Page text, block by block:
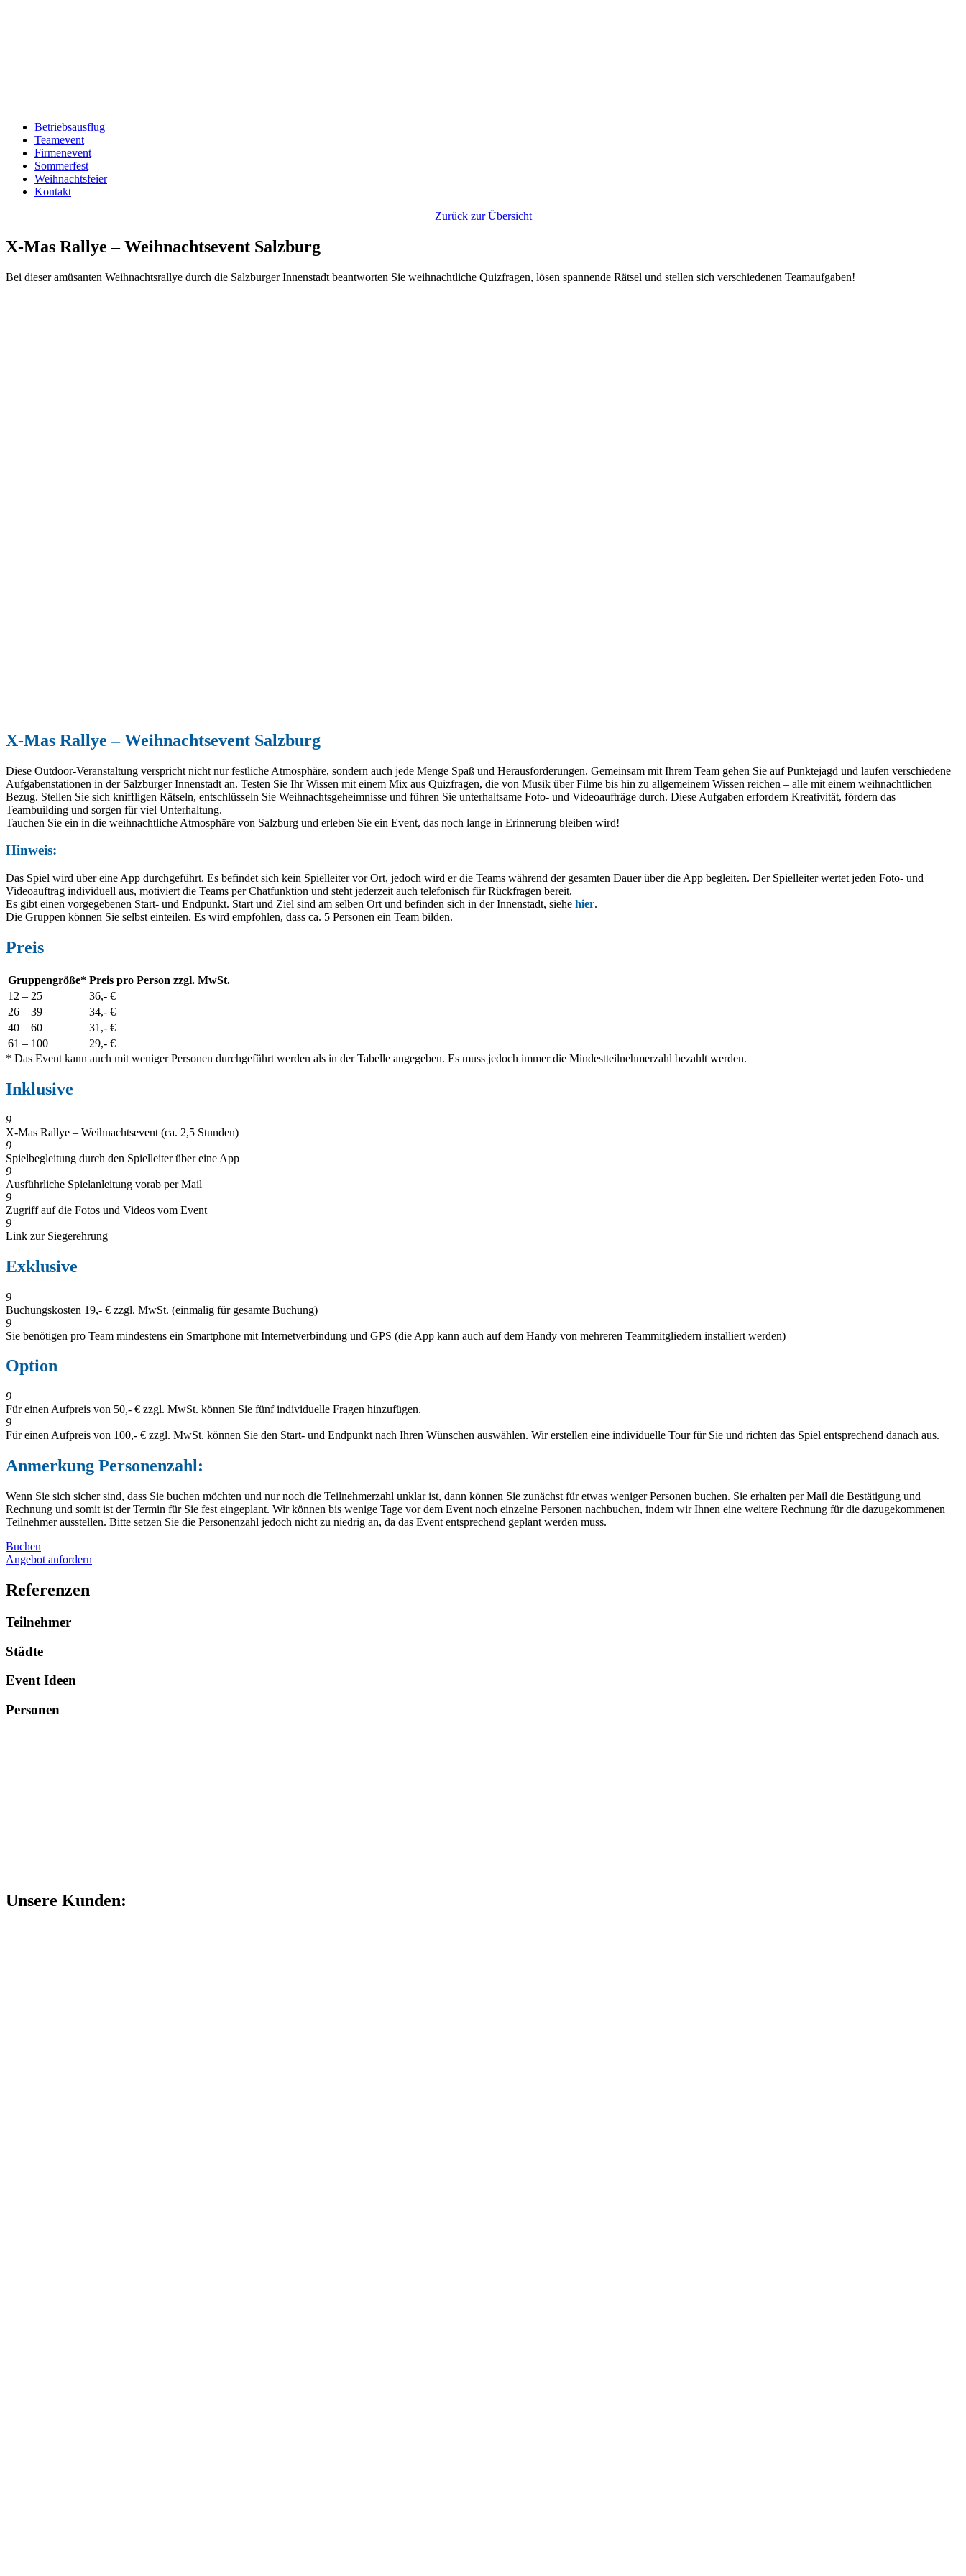
Betriebsausflug
Teamevent
Firmenevent
Sommerfest
Weihnachtsfeier
Kontakt
Zurück zur Übersicht
X-Mas Rallye – Weihnachtsevent Salzburg
Bei dieser amüsanten Weihnachtsrallye durch die Salzburger Innenstadt beantworten Sie weihnachtliche Quizfragen, lösen spannende Rätsel und stellen sich verschiedenen Teamaufgaben!
X-Mas Rallye – Weihnachtsevent Salzburg
Diese Outdoor-Veranstaltung verspricht nicht nur festliche Atmosphäre, sondern auch jede Menge Spaß und Herausforderungen. Gemeinsam mit Ihrem Team gehen Sie auf Punktejagd und laufen verschiedene
Aufgabenstationen in der Salzburger Innenstadt an. Testen Sie Ihr Wissen mit einem Mix aus Quizfragen, die von Musik über Filme bis hin zu allgemeinem Wissen reichen – alle mit einem weihnachtlichen
Bezug. Stellen Sie sich kniffligen Rätseln, entschlüsseln Sie Weihnachtsgeheimnisse und führen Sie unterhaltsame Foto- und Videoaufträge durch. Diese Aufgaben erfordern Kreativität, fördern das
Teambuilding und sorgen für viel Unterhaltung.
Tauchen Sie ein in die weihnachtliche Atmosphäre von Salzburg und erleben Sie ein Event, das noch lange in Erinnerung bleiben wird!
Hinweis:
Das Spiel wird über eine App durchgeführt. Es befindet sich kein Spielleiter vor Ort, jedoch wird er die Teams während der gesamten Dauer über die App begleiten. Der Spielleiter wertet jeden Foto- und
Videoauftrag individuell aus, motiviert die Teams per Chatfunktion und steht jederzeit auch telefonisch für Rückfragen bereit.
Es gibt einen vorgegebenen Start- und Endpunkt. Start und Ziel sind am selben Ort und befinden sich in der Innenstadt, siehe hier.
Die Gruppen können Sie selbst einteilen. Es wird empfohlen, dass ca. 5 Personen ein Team bilden.
Preis
Gruppengröße* Preis pro Person zzgl. MwSt.
12 – 25
36,- €
26 – 39
34,- €
40 – 60
31,- €
61 – 100
29,- €
* Das Event kann auch mit weniger Personen durchgeführt werden als in der Tabelle angegeben. Es muss jedoch immer die Mindestteilnehmerzahl bezahlt werden.
Inklusive
9
X-Mas Rallye – Weihnachtsevent (ca. 2,5 Stunden)
9
Spielbegleitung durch den Spielleiter über eine App
9
Ausführliche Spielanleitung vorab per Mail
9
Zugriff auf die Fotos und Videos vom Event
9
Link zur Siegerehrung
Exklusive
9
Buchungskosten 19,- € zzgl. MwSt. (einmalig für gesamte Buchung)
9
Sie benötigen pro Team mindestens ein Smartphone mit Internetverbindung und GPS (die App kann auch auf dem Handy von mehreren Teammitgliedern installiert werden)
Option
9
Für einen Aufpreis von 50,- € zzgl. MwSt. können Sie fünf individuelle Fragen hinzufügen.
9
Für einen Aufpreis von 100,- € zzgl. MwSt. können Sie den Start- und Endpunkt nach Ihren Wünschen auswählen. Wir erstellen eine individuelle Tour für Sie und richten das Spiel entsprechend danach aus.
Anmerkung Personenzahl:
Wenn Sie sich sicher sind, dass Sie buchen möchten und nur noch die Teilnehmerzahl unklar ist, dann können Sie zunächst für etwas weniger Personen buchen. Sie erhalten per Mail die Bestätigung und
Rechnung und somit ist der Termin für Sie fest eingeplant. Wir können bis wenige Tage vor dem Event noch einzelne Personen nachbuchen, indem wir Ihnen eine weitere Rechnung für die dazugekommenen
Teilnehmer ausstellen. Bitte setzen Sie die Personenzahl jedoch nicht zu niedrig an, da das Event entsprechend geplant werden muss.
Buchen
Angebot anfordern
Referenzen
Teilnehmer
Städte
Event Ideen
Personen
Unsere Kunden: